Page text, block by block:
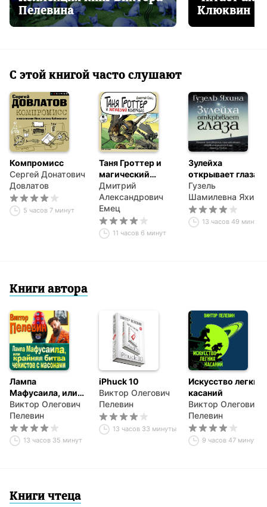
Пелевина
Клюквин
С этой книгой часто слушают
Компромисс
Сергей Донатович
Довлатов
5 часов 7 минут
Таня Гроттер и
магический
контрабас
Дмитрий
Александрович
Емец
11 часов 6 минут
Зулейха
открывает глаза
Гузель
Шамилевна Яхина
13 часов 49 минут
Книги автора
Лампа
Мафусаила, или
Крайняя битва
чекистов с
масонами
Виктор Олегович
Пелевин
13 часов 35 минут
iPhuck 10
Виктор Олегович
Пелевин
13 часов 33 минуты
Искусство легких
касаний
Виктор Олегович
Пелевин
9 часов 47 минут
Книги чтеца